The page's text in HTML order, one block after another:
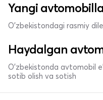
Yangi
O'zbekistondagi rasmiy
Haydalgan
O'zbekistonda avtomobil
sotib olish va sotish